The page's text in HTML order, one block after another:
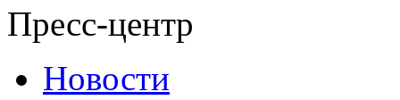
Пресс-центр
Новости